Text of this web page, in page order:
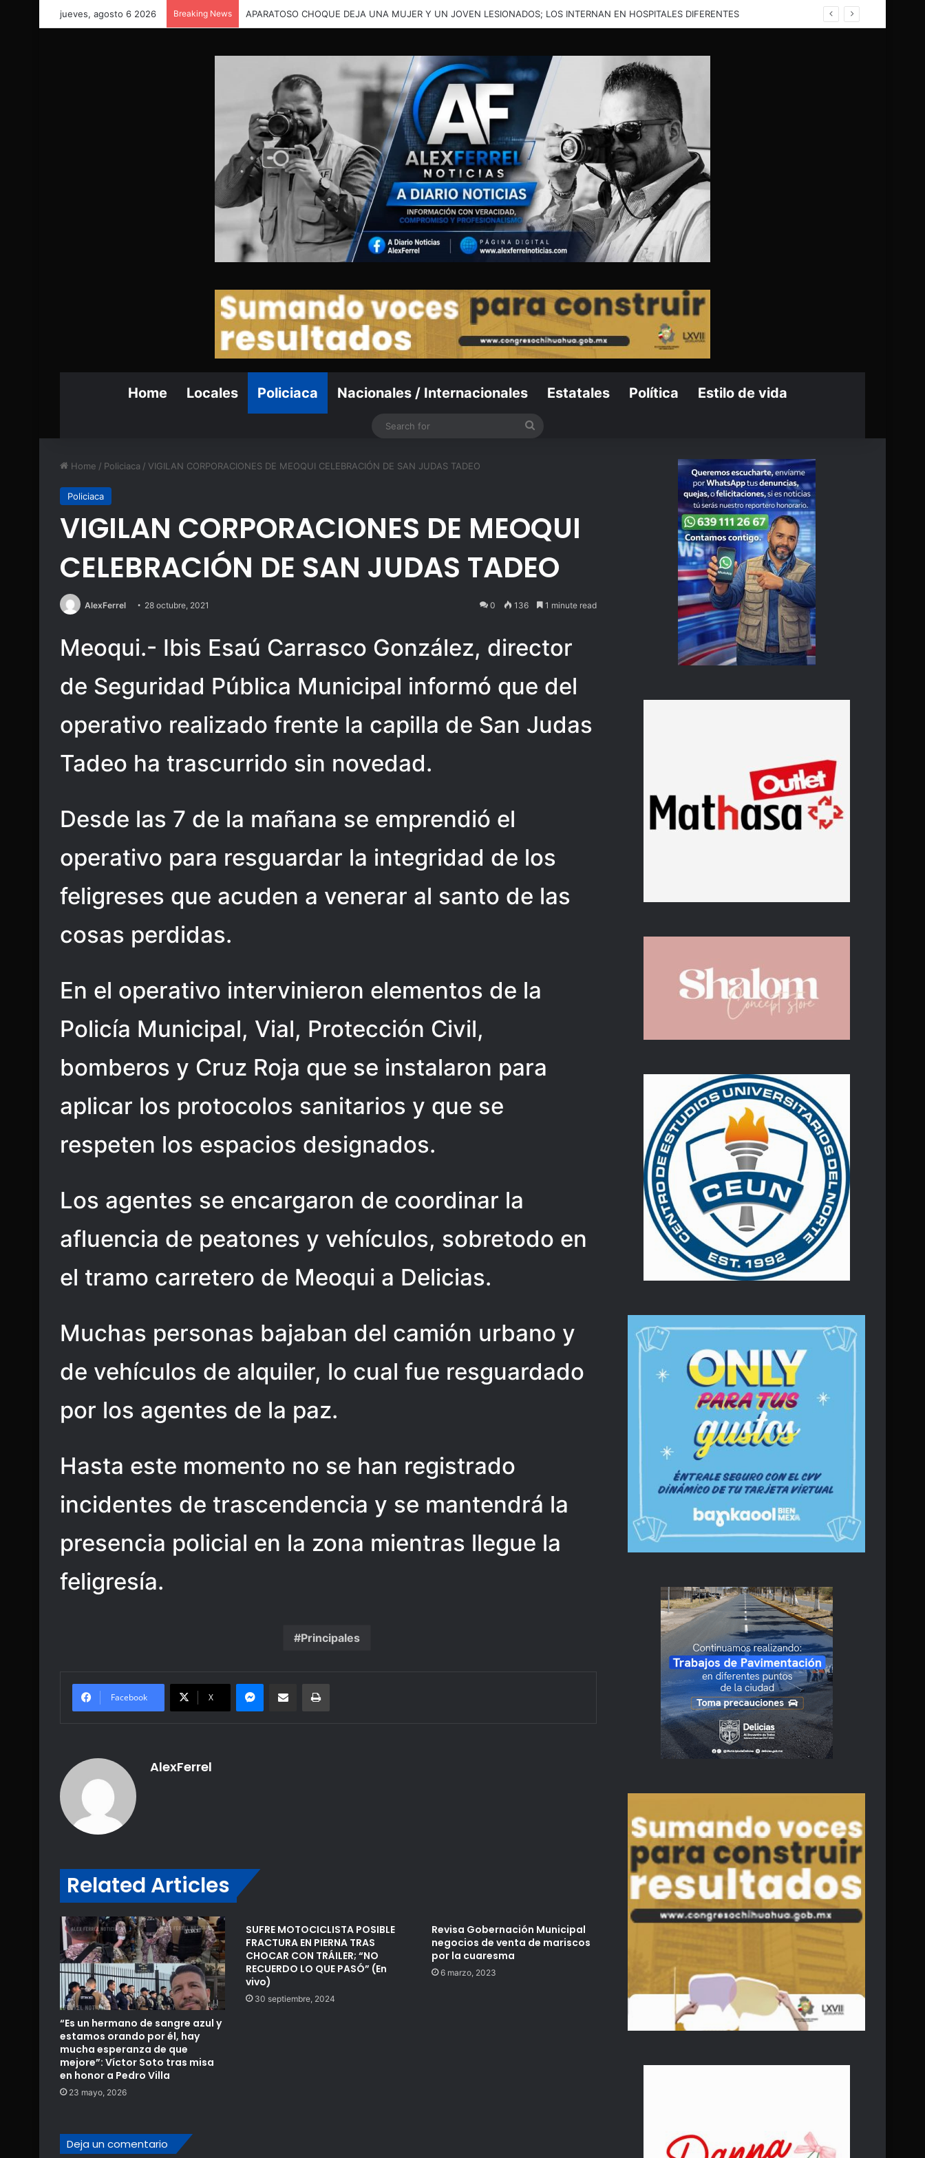
jueves, agosto 6 2026 Breaking News GRAVE ACCIDENTE EN LA JUNTA DEJA A UNA PERSONA ATRAPADA Y TRASLADADA EN HELICÓPTERO
Home Locales Policiaca Nacionales / Internacionales Estatales Política Estilo de vida
Search
Home / Policiaca / VIGILAN CORPORACIONES DE MEOQUI CELEBRACIÓN DE SAN JUDAS TADEO
Policiaca
VIGILAN CORPORACIONES DE MEOQUI
CELEBRACIÓN DE SAN JUDAS TADEO
AlexFerrel 28 octubre, 2021 0 136 1 minute read
Meoqui.- Ibis Esaú Carrasco González, director
de Seguridad Pública Municipal informó que del
operativo realizado frente la capilla de San Judas
Tadeo ha trascurrido sin novedad.
Desde las 7 de la mañana se emprendió el
operativo para resguardar la integridad de los
feligreses que acuden a venerar al santo de las
cosas perdidas.
En el operativo intervinieron elementos de la
Policía Municipal, Vial, Protección Civil,
bomberos y Cruz Roja que se instalaron para
aplicar los protocolos sanitarios y que se
respeten los espacios designados.
Los agentes se encargaron de coordinar la
afluencia de peatones y vehículos, sobretodo en
el tramo carretero de Meoqui a Delicias.
Muchas personas bajaban del camión urbano y
de vehículos de alquiler, lo cual fue resguardado
por los agentes de la paz.
Hasta este momento no se han registrado
incidentes de trascendencia y se mantendrá la
presencia policial en la zona mientras llegue la
feligresía.
Principales
Facebook X
Messenger
Share via Email Print
AlexFerrel
Related Articles
“Es un hermano de sangre azul y
estamos orando por él, hay
mucha esperanza de que
mejore”: Víctor Soto tras misa
en honor a Pedro Villa
23 mayo, 2026
SUFRE MOTOCICLISTA POSIBLE
FRACTURA EN PIERNA TRAS
CHOCAR CON TRÁILER; “NO
RECUERDO LO QUE PASÓ” (En
vivo)
30 septiembre, 2024
Revisa Gobernación Municipal
negocios de venta de mariscos
por la cuaresma
6 marzo, 2023
Deja un comentario